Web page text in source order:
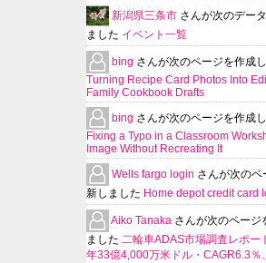
新潟県三条市 さんが次のデー
ました イベント一覧
bing さんが次のページを作成
Turning Recipe Card Photos Into
Family Cookbook Drafts
bing さんが次のページを作成
Fixing a Typo in a Classroom
Image Without Recreating It
Wells fargo login さんが次のペ
新しました Home depot credit card
Aiko Tanaka さんが次のページ
ました 二輪車ADAS市場調査レポー
年33億4,000万米ドル・CAGR6.3％